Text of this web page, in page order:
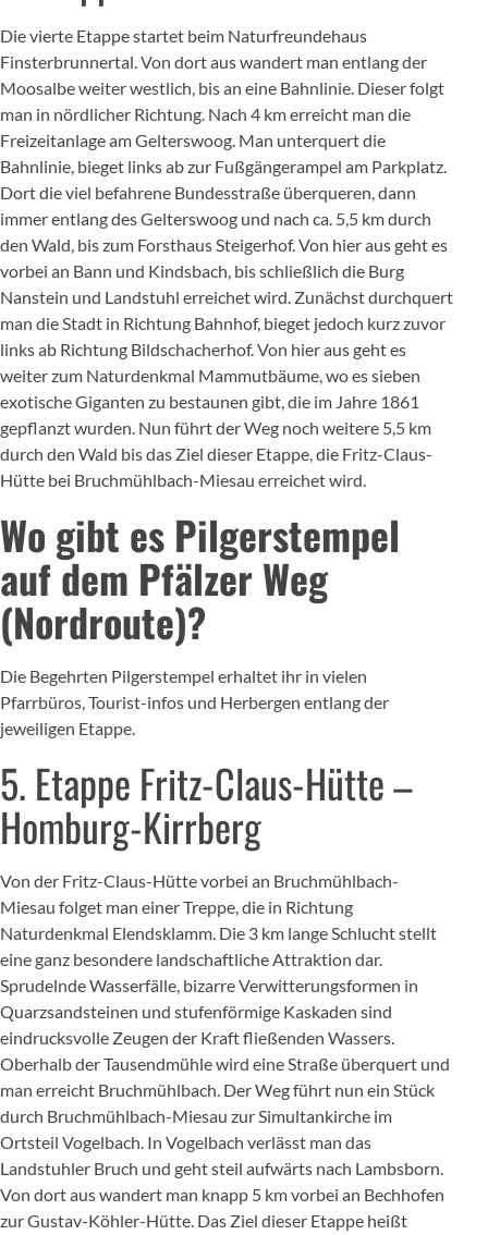
Die vierte Etappe startet beim Naturfreundehaus
Finsterbrunnertal. Von dort aus wandert man entlang der
Moosalbe weiter westlich, bis an eine Bahnlinie. Dieser folgt
man in nördlicher Richtung. Nach 4 km erreicht man die
Freizeitanlage am Gelterswoog. Man unterquert die
Bahnlinie, bieget links ab zur Fußgängerampel am Parkplatz.
Dort die viel befahrene Bundesstraße überqueren, dann
immer entlang des Gelterswoog und nach ca. 5,5 km durch
den Wald, bis zum Forsthaus Steigerhof. Von hier aus geht es
vorbei an Bann und Kindsbach, bis schließlich die Burg
Nanstein und Landstuhl erreichet wird. Zunächst durchquert
man die Stadt in Richtung Bahnhof, bieget jedoch kurz zuvor
links ab Richtung Bildschacherhof. Von hier aus geht es
weiter zum Naturdenkmal Mammutbäume, wo es sieben
exotische Giganten zu bestaunen gibt, die im Jahre 1861
gepflanzt wurden. Nun führt der Weg noch weitere 5,5 km
durch den Wald bis das Ziel dieser Etappe, die Fritz-Claus-
Hütte bei Bruchmühlbach-Miesau erreichet wird.
Wo gibt es Pilgerstempel
auf dem Pfälzer Weg
(Nordroute)?
Die Begehrten Pilgerstempel erhaltet ihr in vielen
Pfarrbüros, Tourist-infos und Herbergen entlang der
jeweiligen Etappe.
5. Etappe Fritz-Claus-Hütte –
Homburg-Kirrberg
Von der Fritz-Claus-Hütte vorbei an Bruchmühlbach-
Miesau folget man einer Treppe, die in Richtung
Naturdenkmal Elendsklamm. Die 3 km lange Schlucht stellt
eine ganz besondere landschaftliche Attraktion dar.
Sprudelnde Wasserfälle, bizarre Verwitterungsformen in
Quarzsandsteinen und stufenförmige Kaskaden sind
eindrucksvolle Zeugen der Kraft fließenden Wassers.
Oberhalb der Tausendmühle wird eine Straße überquert und
man erreicht Bruchmühlbach. Der Weg führt nun ein Stück
durch Bruchmühlbach-Miesau zur Simultankirche im
Ortsteil Vogelbach. In Vogelbach verlässt man das
Landstuhler Bruch und geht steil aufwärts nach Lambsborn.
Von dort aus wandert man knapp 5 km vorbei an Bechhofen
zur Gustav-Köhler-Hütte. Das Ziel dieser Etappe heißt